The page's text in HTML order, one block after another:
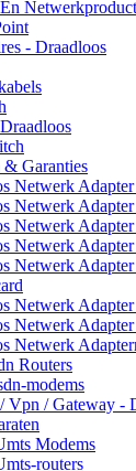
- Draadloos
& Garanties
Netwerk
Netwerk
Netwerk
Netwerk
Netwerk
Netwerk Adapter
Netwerk
Netwerk
Routers
modems
Vpn / Gateway -
Modems
routers